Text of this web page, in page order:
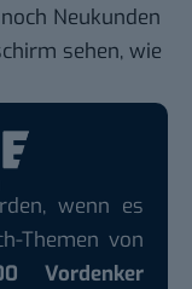
Neukunden
sehen, wie
wenn es
Themen von
Vordenker